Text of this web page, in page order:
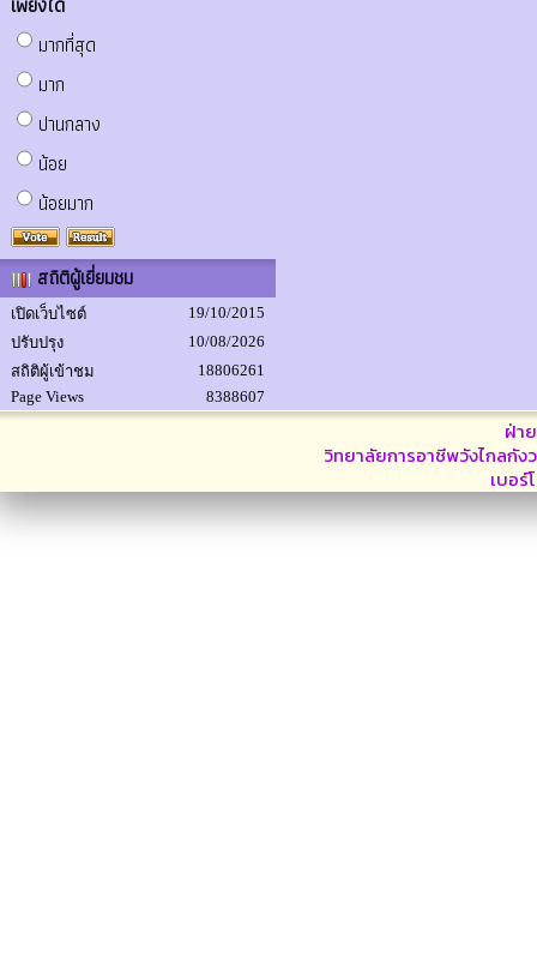
มากที่สุด
มาก
ปานกลาง
น้อย
น้อยมาก
สถิติผู้เยี่ยมชม
เปิดเว็บไซต์
19/10/2015
ปรับปรุง
10/08/2026
สถิติผู้เข้าชม
18806261
Page Views
8388607
ฝ่า
วิทยาลัยการอาชีพวังไกลกัง
เบอ